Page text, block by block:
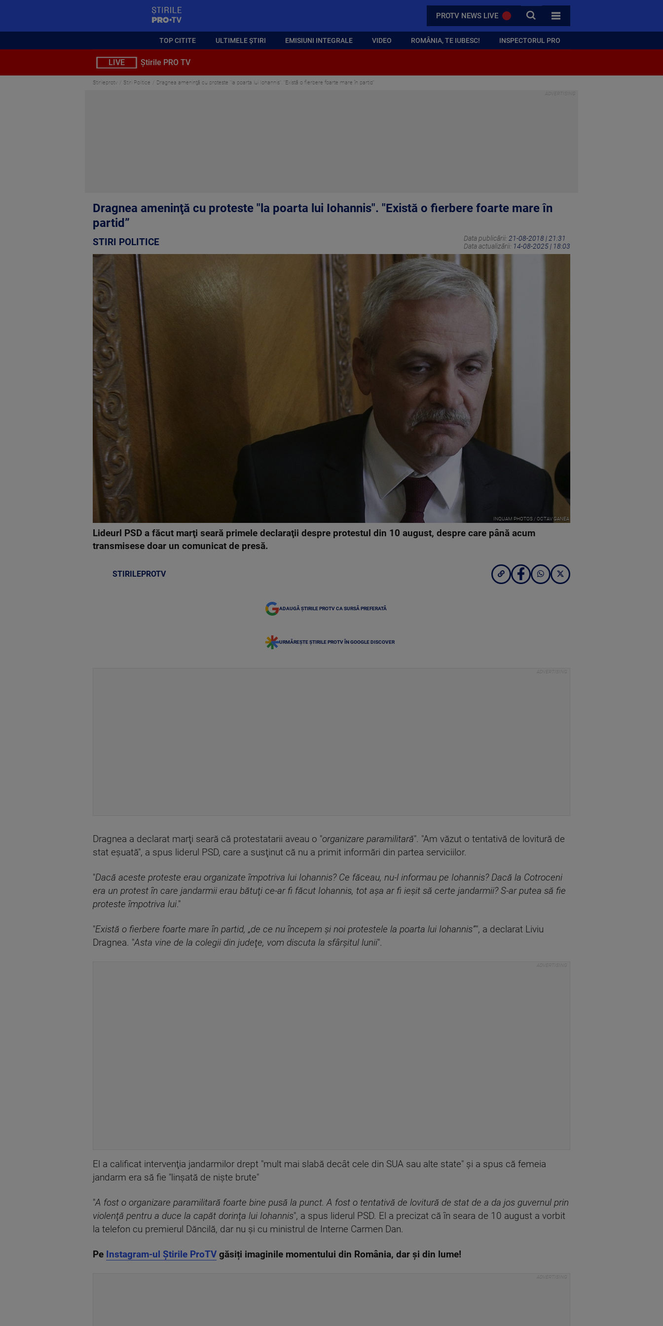
PROTV NEWS LIVE CAUTA
TOATE CATEGORIILE
TOP CITITE ULTIMELE ȘTIRI EMISIUNI INTEGRALE VIDEO ROMÂNIA, TE IUBESC! INSPECTORUL PRO
LIVE Știrile PRO TV
Stirileprotv Stiri Politice Dragnea ameninţă cu proteste "la poarta lui Iohannis". "Există o fierbere foarte mare în partid”
Dragnea ameninţă cu proteste "la poarta lui Iohannis". "Există o fierbere foarte mare în
partid”
STIRI POLITICE Data publicării: 21-08-2018 | 21:31
Data actualizării: 14-08-2025 | 18:03
INQUAM PHOTOS / OCTAV GANEA
Lideurl PSD a făcut marţi seară primele declaraţii despre protestul din 10 august, despre care până acum
transmisese doar un comunicat de presă.
STIRILEPROTV
ADAUGĂ ȘTIRILE PROTV CA SURSĂ PREFERATĂ
URMĂREȘTE ȘTIRILE PROTV ÎN GOOGLE DISCOVER
Dragnea a declarat marţi seară că protestatarii aveau o "organizare paramilitară". "Am văzut o tentativă de lovitură de
stat eşuată", a spus liderul PSD, care a susţinut că nu a primit informări din partea serviciilor.
"Dacă aceste proteste erau organizate împotriva lui Iohannis? Ce făceau, nu-l informau pe Iohannis? Dacă la Cotroceni
era un protest în care jandarmii erau bătuţi ce-ar fi făcut Iohannis, tot aşa ar fi ieşit să certe jandarmii? S-ar putea să fie
proteste împotriva lui."
"Există o fierbere foarte mare în partid, „de ce nu începem şi noi protestele la poarta lui Iohannis”", a declarat Liviu
Dragnea. "Asta vine de la colegii din judeţe, vom discuta la sfârşitul lunii".
El a calificat intervenţia jandarmilor drept "mult mai slabă decât cele din SUA sau alte state" şi a spus că femeia
jandarm era să fie "linşată de nişte brute"
"A fost o organizare paramilitară foarte bine pusă la punct. A fost o tentativă de lovitură de stat de a da jos guvernul prin
violenţă pentru a duce la capăt dorinţa lui Iohannis", a spus liderul PSD. El a precizat că în seara de 10 august a vorbit
la telefon cu premierul Dăncilă, dar nu şi cu ministrul de Interne Carmen Dan.
Pe Instagram-ul Știrile ProTV găsiți imaginile momentului din România, dar și din lume!